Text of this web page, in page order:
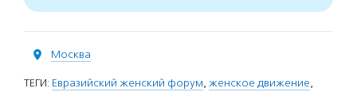
Москва
ТЕГИ: Евразийский женский форум, женское движение,